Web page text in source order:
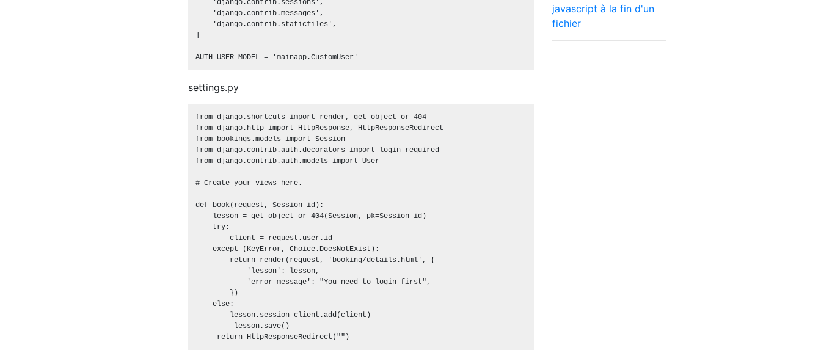
    'django.contrib.sessions',
    'django.contrib.messages',
    'django.contrib.staticfiles',
settings.py
from django.shortcuts import render, get_object_or_404
from django.http import HttpResponse, HttpResponseRedirect
from bookings.models import Session
from django.contrib.auth.decorators import login_required
from django.contrib.auth.models import User
# Create your views here.
def book(request, Session_id):
    lesson = get_object_or_404(Session, pk=Session_id)
    try:
        client = request.user.id
    except (KeyError, Choice.DoesNotExist):
        return render(request, 'booking/details.html', {
            'lesson': lesson,
            'error_message': "You need to login first",
        })
    else:
        lesson.session_client.add(client)
         lesson.save()
javascript à la fin d'un
fichier